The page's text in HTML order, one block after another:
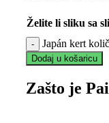
Želite li sliku sa
Japán kert
Dodaj u košaricu
Zašto je